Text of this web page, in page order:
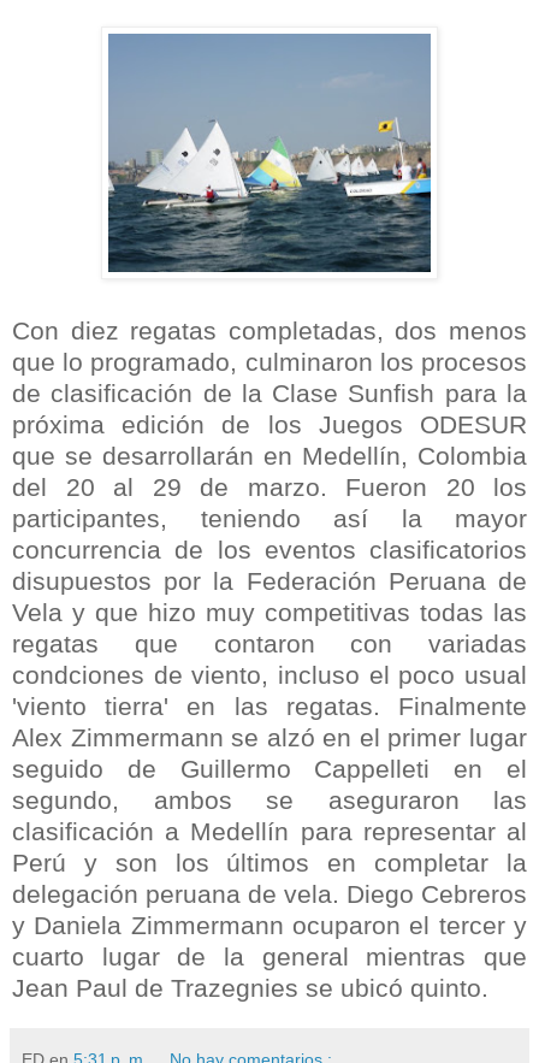
Con diez regatas completadas, dos menos
que lo programado, culminaron los procesos
de clasificación de la Clase Sunfish para la
próxima edición de los Juegos ODESUR
que se desarrollarán en Medellín, Colombia
del 20 al 29 de marzo. Fueron 20 los
participantes, teniendo así la mayor
concurrencia de los eventos clasificatorios
disupuestos por la Federación Peruana de
Vela y que hizo muy competitivas todas las
regatas que contaron con variadas
condciones de viento, incluso el poco usual
'viento tierra' en las regatas. Finalmente
Alex Zimmermann se alzó en el primer lugar
seguido de Guillermo Cappelleti en el
segundo, ambos se aseguraron las
clasificación a Medellín para representar al
Perú y son los últimos en completar la
delegación peruana de vela. Diego Cebreros
y Daniela Zimmermann ocuparon el tercer y
cuarto lugar de la general mientras que
Jean Paul de Trazegnies se ubicó quinto.